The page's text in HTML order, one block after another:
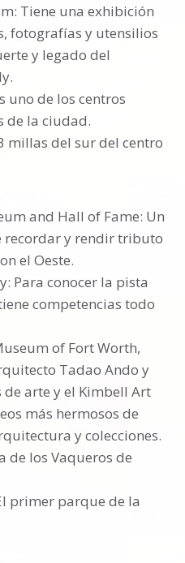
Tiene una exhibición
fotografías y utensilios
y legado del
uno de los centros
de la ciudad.
millas del sur del centro
and Hall of Fame: Un
recordar y rendir tributo
el Oeste.
Para conocer la pista
competencias todo
of Fort Worth,
Tadao Ando y
de arte y el Kimbell Art
más hermosos de
y colecciones.
de los Vaqueros de
primer parque de la